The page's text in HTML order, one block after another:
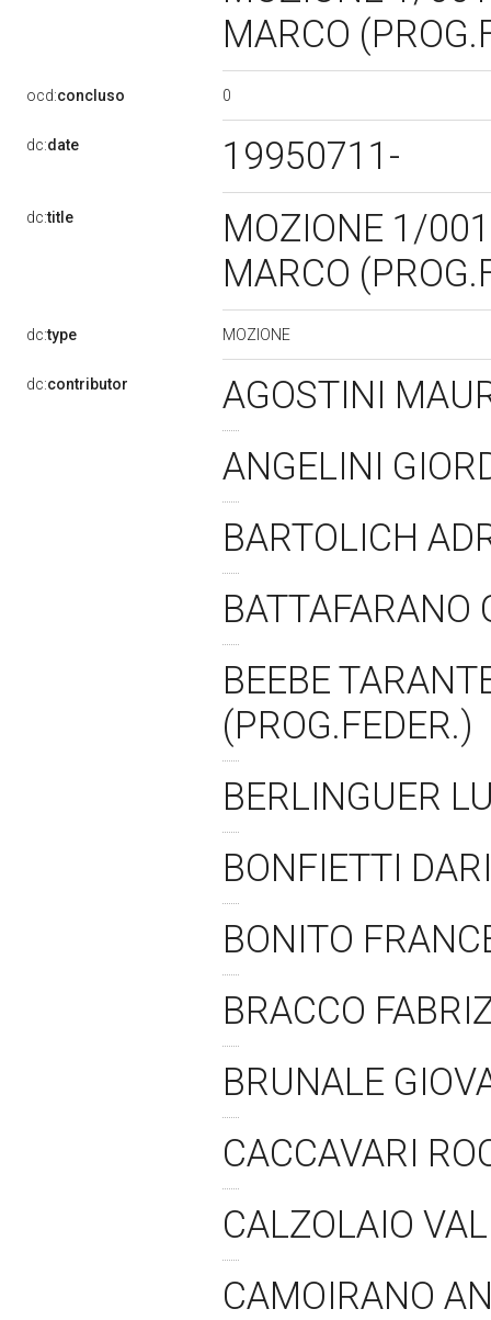
MARCO
ocd:concluso 0
dc:date 19950711-
dc:title
MOZIONE 1/
MARCO
dc:type MOZIONE
dc:contributor
AGOSTINI
ANGELINI
BARTOLICH
BATTAFARANO
BEEBE
(PROG.FEDER.)
BERLINGUER
BONFIETTI
BONITO
BRACCO
BRUNALE
CACCAVARI
CALZOLAIO
CAMOIRANO